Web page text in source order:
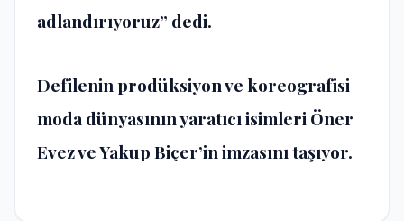
adlandırıyoruz” dedi.
Defilenin prodüksiyon ve koreografisi
moda dünyasının yaratıcı isimleri Öner
Evez ve Yakup Biçer’in imzasını taşıyor.